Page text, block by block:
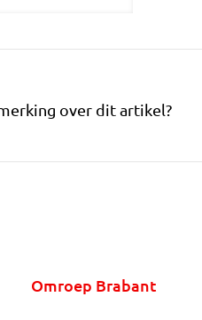
over dit artikel?
Omroep Brabant